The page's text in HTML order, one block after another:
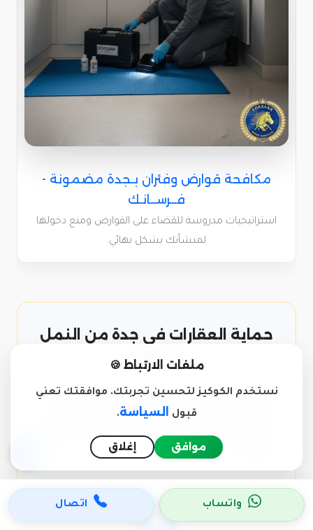
مكافحة قوارض وفئران بـجدة مضمونة -
فــرســانـك
استراتيجيات مدروسة للقضاء على القوارض ومنع دخولها
لمنشأتك بشكل نهائي.
حماية العقارات في جدة من النمل
رطوبة جدة قد تسرع من تضرر الأخشاب. نقدم
خدمة وقائية شاملة ضد النمل الأبيض (الأرضة)
للمباني الجديدة والقائمة لضمان سلامة الموقع
واتساب اتصال
ملفات الارتباط 🍪
نستخدم الكوكيز لتحسين تجربتك. موافقتك تعني
قبول
السياسة.
موافق إغلاق